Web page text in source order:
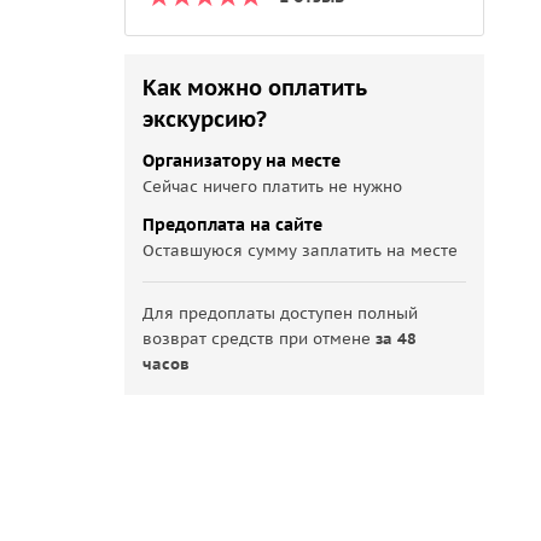
Как можно оплатить
экскурсию?
Организатору на месте
Сейчас ничего платить не нужно
Предоплата на сайте
Оставшуюся сумму заплатить на месте
Для предоплаты доступен полный
возврат средств при отменеза 48
часов